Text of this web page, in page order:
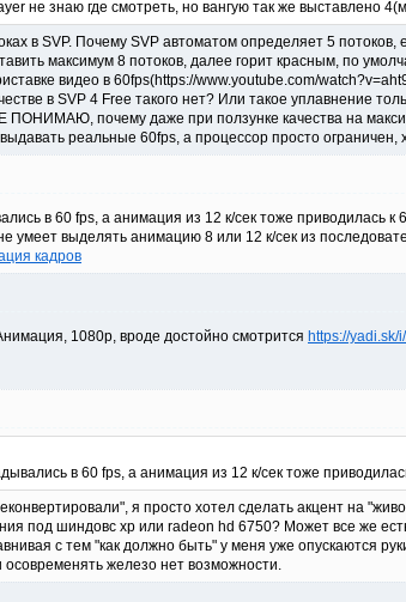
не знаю где смотреть, но вангую так же выставлено
в SVP. Почему SVP автоматом определяет 5 потоков,
максимум 8 потоков, далее горит красным, по
видео в 60fps(https://www.youtube.com/
в SVP 4 Free такого нет? Или такое уплавнение
ПОНИМАЮ, почему даже при ползунке качества на
реальные 60fps, а процессор просто ограничен,
в 60 fps, а анимация из 12 к/сек тоже приводилась к
умеет выделять анимацию 8 или 12 к/сек из
кадров
1080р, вроде достойно смотрится https://yadi.sk/
в 60 fps, а анимация из 12 к/сек тоже
я просто хотел сделать акцент на
под шиндовс хр или radeon hd 6750? Может все же
с тем "как должно быть" у меня уже опускаются
осовременять железо нет возможности.